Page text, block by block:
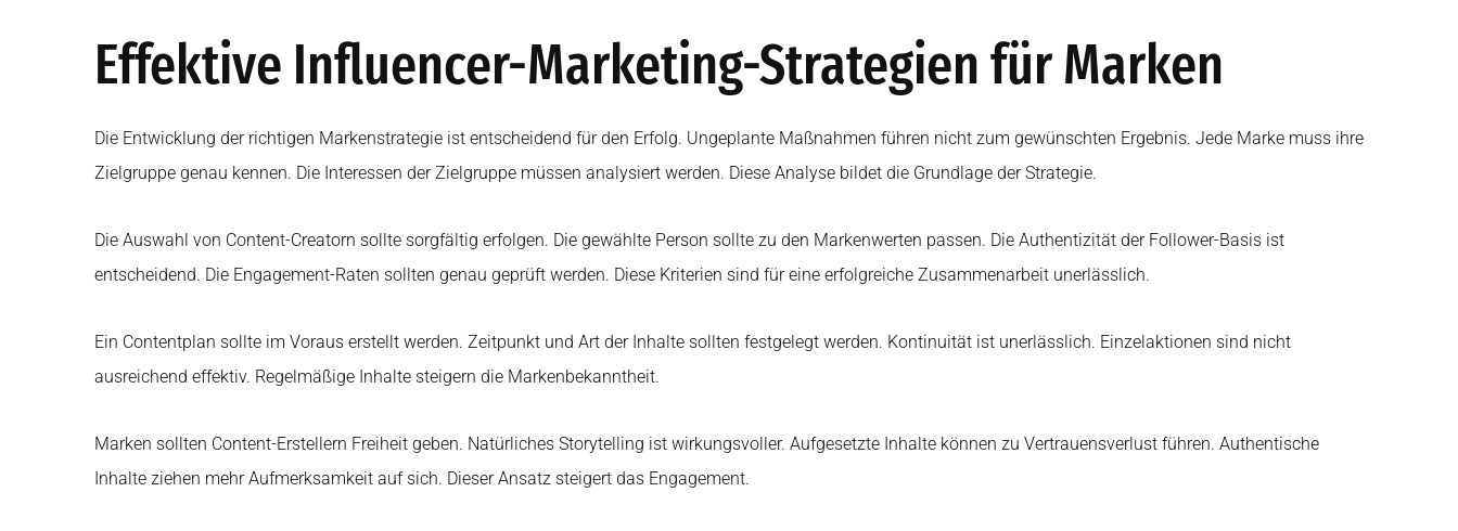
Effektive Influencer-Marketing-Strategien für Marken
Die Entwicklung der richtigen Markenstrategie ist entscheidend für den Erfolg. Ungeplante Maßnahmen führen nicht zum gewünschten Ergebnis. Jede Marke muss ihre
Zielgruppe genau kennen. Die Interessen der Zielgruppe müssen analysiert werden. Diese Analyse bildet die Grundlage der Strategie.
Die Auswahl von Content-Creatorn sollte sorgfältig erfolgen. Die gewählte Person sollte zu den Markenwerten passen. Die Authentizität der Follower-Basis ist
entscheidend. Die Engagement-Raten sollten genau geprüft werden. Diese Kriterien sind für eine erfolgreiche Zusammenarbeit unerlässlich.
Ein Contentplan sollte im Voraus erstellt werden. Zeitpunkt und Art der Inhalte sollten festgelegt werden. Kontinuität ist unerlässlich. Einzelaktionen sind nicht
ausreichend effektiv. Regelmäßige Inhalte steigern die Markenbekanntheit.
Marken sollten Content-Erstellern Freiheit geben. Natürliches Storytelling ist wirkungsvoller. Aufgesetzte Inhalte können zu Vertrauensverlust führen. Authentische
Inhalte ziehen mehr Aufmerksamkeit auf sich. Dieser Ansatz steigert das Engagement.